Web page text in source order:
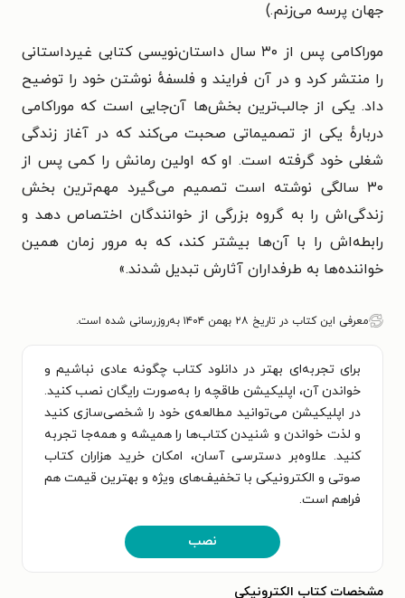
جهان پرسه می‌زنم.)
موراکامی پس از ۳۰ سال داستان‌نویسی کتابی غیرداستانی
را منتشر کرد و در آن فرایند و فلسفهٔ نوشتن خود را توضیح
داد. یکی از جالب‌ترین بخش‌ها آن‌جایی است که موراکامی
دربارهٔ یکی از تصمیماتی صحبت می‌کند که در آغاز زندگی
شغلی خود گرفته است. او که اولین رمانش را کمی پس از
۳۰ سالگی نوشته است تصمیم می‌گیرد مهم‌ترین بخش
زندگی‌اش را به گروه بزرگی از خوانندگان اختصاص دهد و
رابطه‌اش را با آن‌ها بیشتر کند، که به مرور زمان همین
خواننده‌ها به طرفداران آثارش تبدیل شدند.»
معرفی این کتاب در تاریخ ۲۸ بهمن ۱۴۰۴ به‌روزرسانی شده است.
برای تجربه‌ای بهتر در دانلود کتاب چگونه عادی نباشیم و
خواندن آن، اپلیکیشن طاقچه را به‌صورت رایگان نصب کنید.
در اپلیکیشن می‌توانید مطالعه‌ی خود را شخصی‌سازی کنید
و لذت خواندن و شنیدن کتاب‌ها را همیشه و همه‌جا تجربه
کنید. علاوه‌بر دسترسی آسان، امکان خرید هزاران کتاب
صوتی و الکترونیکی با تخفیف‌های ویژه و بهترین قیمت هم
فراهم است.
نصب
مشخصات کتاب الکترونیکی